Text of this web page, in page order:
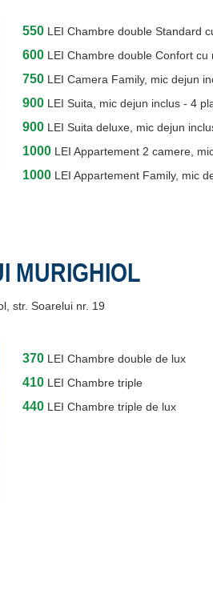
550 LEI Chambre double Standard
600 LEI Chambre double Confort cu
750 LEI Camera Family, mic dejun
900 LEI Suita, mic dejun inclus - 4
900 LEI Suita deluxe, mic dejun
1000 LEI Appartement 2 camere,
1000 LEI Appartement Family, mic
MURIGHIOL
, str. Soarelui nr. 19
370 LEI Chambre double de lux
410 LEI Chambre triple
440 LEI Chambre triple de lux